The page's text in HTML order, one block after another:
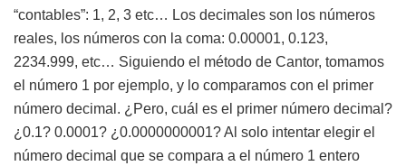
“contables”: 1, 2, 3 etc… Los decimales son los números
reales, los números con la coma: 0.00001, 0.123,
2234.999, etc… Siguiendo el método de Cantor, tomamos
el número 1 por ejemplo, y lo comparamos con el primer
número decimal. ¿Pero, cuál es el primer número decimal?
¿0.1? 0.0001? ¿0.0000000001? Al solo intentar elegir el
número decimal que se compara a el número 1 entero